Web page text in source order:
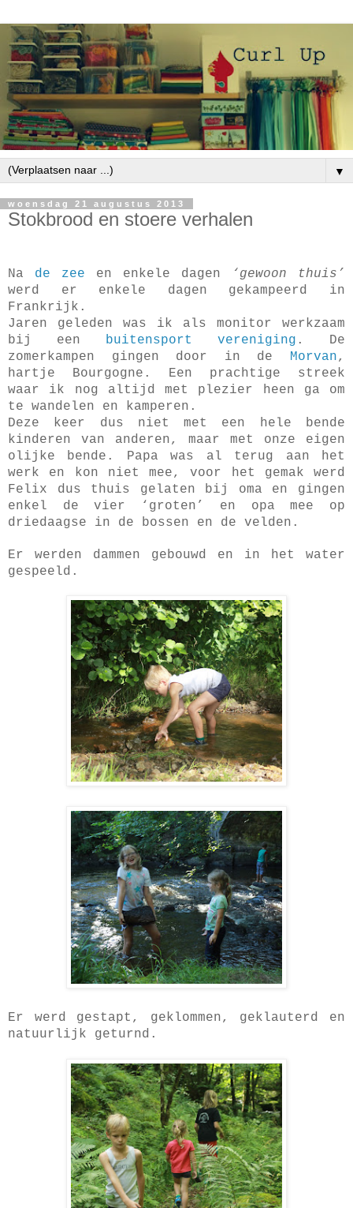
▼
woensdag 21 augustus 2013
Stokbrood en stoere verhalen
Na de zee en enkele dagen
‘gewoon thuis’
werd er enkele dagen gekampeerd in
Frankrijk.
Jaren geleden was ik als monitor werkzaam
bij een buitensport vereniging . De
zomerkampen gingen door in de Morvan,
hartje Bourgogne. Een prachtige streek
waar ik nog altijd met plezier heen ga om
te wandelen en kamperen.
Deze keer dus niet met een hele bende
kinderen van anderen, maar met onze eigen
olijke bende. Papa was al terug aan het
werk en kon niet mee, voor het gemak werd
Felix dus thuis gelaten bij oma en gingen
enkel de vier ‘groten’ en opa mee op
driedaagse in de bossen en de velden.
Er werden dammen gebouwd en in het water
gespeeld.
Er werd gestapt, geklommen, geklauterd en
natuurlijk geturnd.